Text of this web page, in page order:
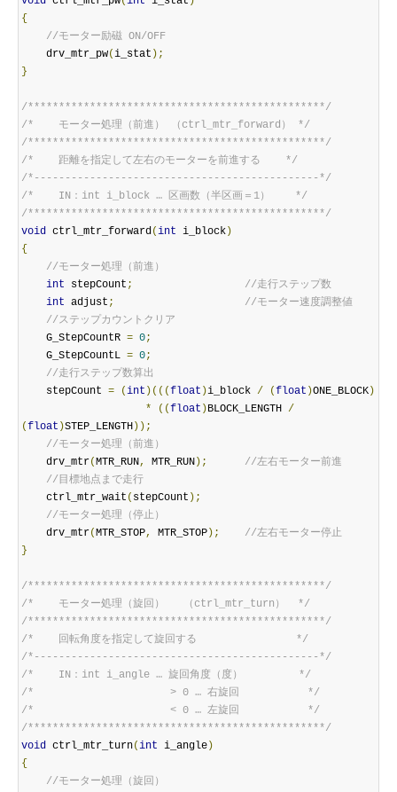
{
//モーター励磁 ON/OFF
    drv_mtr_pw
(i_stat );
}
/************************************************/
/*    モーター処理（前進） （ctrl_mtr_forward） */
/************************************************/
/*    距離を指定して左右のモーターを前進する    */
/*----------------------------------------------*/
/*    IN：int i_block … 区画数（半区画＝1）    */
/************************************************/
void ctrl_mtr_forward(int i_block )
{
//モーター処理（前進）
int stepCount ;
//走行ステップ数
int adjust ;
//モーター速度調整値
//ステップカウントクリア
    G_StepCountR
= 0;
    G_StepCountL
= 0;
//走行ステップ数算出
    stepCount
= (int )(((float )i_block / (float )ONE_BLOCK )
*
((float )BLOCK_LENGTH /
(float )STEP_LENGTH ));
//モーター処理（前進）
    drv_mtr
(MTR_RUN, MTR_RUN );
//左右モーター前進
//目標地点まで走行
    ctrl_mtr_wait
( stepCount );
//モーター処理（停止）
    drv_mtr
(MTR_STOP, MTR_STOP );
//左右モーター停止
}
/************************************************/
/*    モーター処理（旋回）   （ctrl_mtr_turn）  */
/************************************************/
/*    回転角度を指定して旋回する                */
/*----------------------------------------------*/
/*    IN：int i_angle … 旋回角度（度）         */
/*                      > 0 … 右旋回           */
/*                      < 0 … 左旋回           */
/************************************************/
void ctrl_mtr_turn(int i_angle )
{
//モーター処理（旋回）